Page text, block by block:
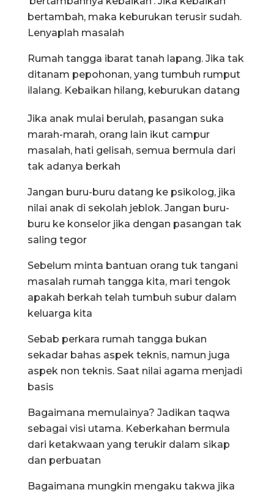
bertambah, maka keburukan terusir sudah.
Lenyaplah masalah
Rumah tangga ibarat tanah lapang. Jika tak
ditanam pepohonan, yang tumbuh rumput
ilalang. Kebaikan hilang, keburukan datang
Jika anak mulai berulah, pasangan suka
marah-marah, orang lain ikut campur
masalah, hati gelisah, semua bermula dari
tak adanya berkah
Jangan buru-buru datang ke psikolog, jika
nilai anak di sekolah jeblok. Jangan buru-
buru ke konselor jika dengan pasangan tak
saling tegor
Sebelum minta bantuan orang tuk tangani
masalah rumah tangga kita, mari tengok
apakah berkah telah tumbuh subur dalam
keluarga kita
Sebab perkara rumah tangga bukan
sekadar bahas aspek teknis, namun juga
aspek non teknis. Saat nilai agama menjadi
basis
Bagaimana memulainya? Jadikan taqwa
sebagai visi utama. Keberkahan bermula
dari ketakwaan yang terukir dalam sikap
dan perbuatan
Bagaimana mungkin mengaku takwa jika